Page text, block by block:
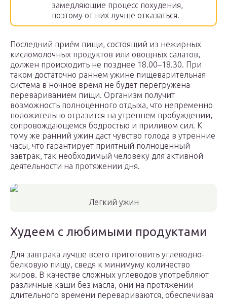
замедляющие процесс похудения,
поэтому от них лучше отказаться.
Последний приём пищи, состоящий из нежирных
кисломолочных продуктов или овощных салатов,
должен происходить не позднее 18.00–18.30. При
таком достаточно раннем ужине пищеварительная
система в ночное время не будет перегружена
перевариванием пищи. Организм получит
возможность полноценного отдыха, что непременно
положительно отразится на утреннем пробуждении,
сопровождающемся бодростью и приливом сил. К
тому же ранний ужин даст чувство голода в утренние
часы, что гарантирует приятный полноценный
завтрак, так необходимый человеку для активной
деятельности на протяжении дня.
Легкий ужин
Худеем с любимыми продуктами
Для завтрака лучше всего приготовить углеводно-
белковую пищу, сведя к минимуму количество
жиров. В качестве сложных углеводов употребляют
различные каши без масла, они на протяжении
длительного времени перевариваются, обеспечивая